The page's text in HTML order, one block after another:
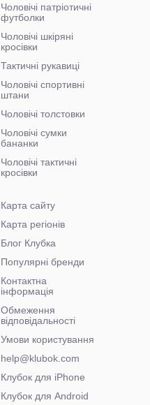
Чоловічі патріотичні
футболки
Чоловічі шкіряні
кросівки
Тактичні рукавиці
Чоловічі спортивні
штани
Чоловічі толстовки
Чоловічі сумки
бананки
Чоловічі тактичні
кросівки
Карта сайту
Карта регіонів
Блог Клубка
Популярні бренди
Контактна
інформація
Обмеження
відповідальності
Умови користування
help@klubok.com
Клубок для iPhone
Клубок для Android